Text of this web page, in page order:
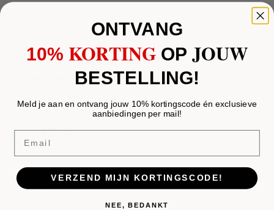
Recent bekeken
€ 180,- € 150,-
ONTVANG
10% KORTING OPJOUW
BESTELLING!
Meld je aan en ontvang jouw 10% kortingscode én exclusieve
aanbiedingen per mail!
VERZEND MIJN KORTINGSCODE!
NEE, BEDANKT